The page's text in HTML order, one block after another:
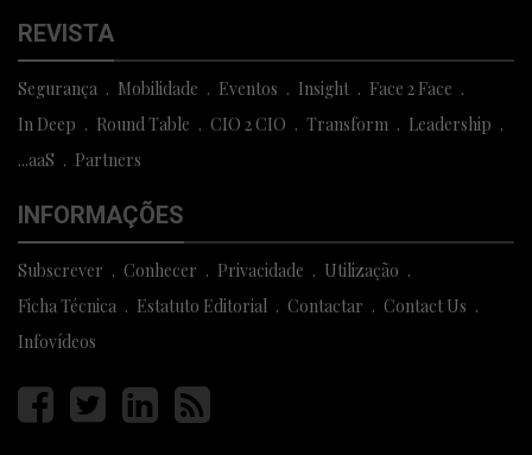
REVISTA
Segurança Mobilidade Eventos Insight
Face 2 Face
In Deep
Round Table CIO 2 CIO Transform
Leadership
...aaS
Partners
INFORMAÇÕES
Subscrever Conhecer Privacidade
Utilização
Ficha Técnica
Estatuto Editorial Contactar
Contact Us
Infovídeos
Página
facebook
Página
twitter
Página
linkedin
Página
rss